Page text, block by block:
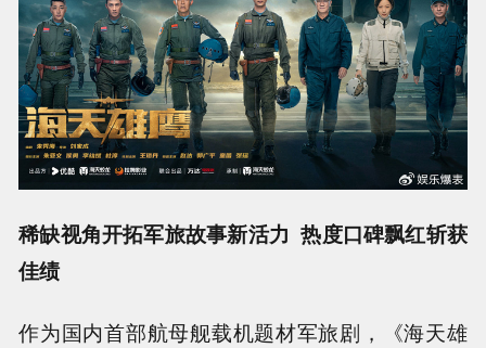
稀缺视角开拓军旅故事新活力 热度口碑飘红斩获
佳绩
作为国内首部航母舰载机题材军旅剧，
《海天雄